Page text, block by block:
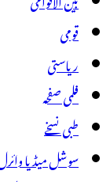
قومی
ریاستی
فلمی صفحہ
طبی نسخے
سوشل میڈیا